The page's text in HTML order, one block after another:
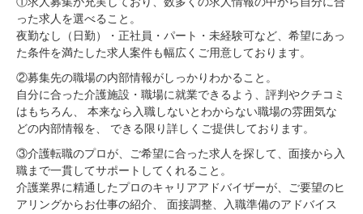
った求人を選べること。
夜勤なし（日勤）・正社員・パート・未経験可など、希望にあっ
た条件を満たした求人案件も幅広くご用意しております。
②募集先の職場の内部情報がしっかりわかること。
自分に合った介護施設・職場に就業できるよう、評判やクチコミ
はもちろん、 本来なら入職しないとわからない職場の雰囲気な
どの内部情報を、 できる限り詳しくご提供しております。
③介護転職のプロが、ご希望に合った求人を探して、面接から入
職まで一貫してサポートしてくれること。
介護業界に精通したプロのキャリアアドバイザーが、ご要望のヒ
アリングからお仕事の紹介、 面接調整、入職準備のアドバイス